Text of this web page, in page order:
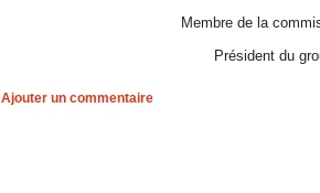
Membre de la
Président du
Ajouter un commentaire